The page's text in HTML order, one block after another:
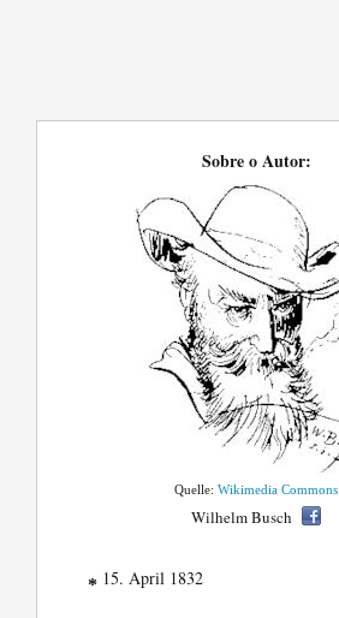
Sobre o Autor:
Quelle:Wikimedia Commons
Wilhelm Busch
* 15. April 1832